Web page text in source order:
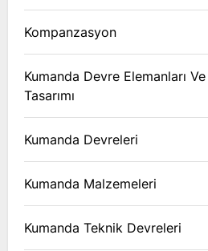
Kompanzasyon
Kumanda Devre Elemanları Ve
Tasarımı
Kumanda Devreleri
Kumanda Malzemeleri
Kumanda Teknik Devreleri